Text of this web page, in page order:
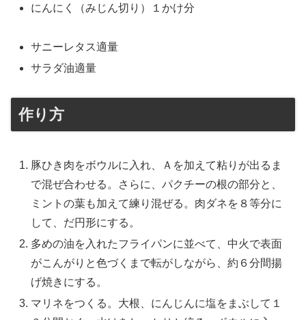
にんにく（みじん切り）１かけ分
サニーレタス適量
サラダ油適量
作り方
豚ひき肉をボウルに入れ、Ａを加えて粘りが出るま
で混ぜ合わせる。さらに、パクチーの根の部分と、
ミントの葉も加えて練り混ぜる。肉ダネを８等分に
して、だ円形にする。
多めの油を入れたフライパンに並べて、中火で表面
がこんがりと色づくまで転がしながら、約６分間揚
げ焼きにする。
マリネをつくる。大根、にんじんに塩をまぶして１